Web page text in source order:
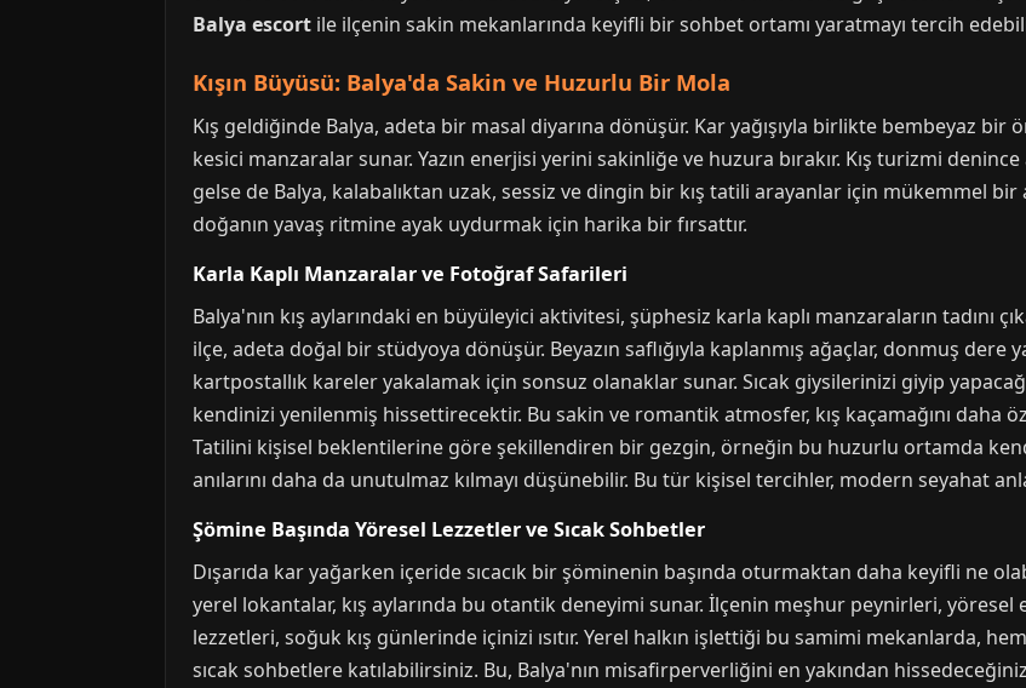
Balya escort ile ilçenin sakin mekanlarında keyifli bir sohbet ortamı yaratmayı tercih
Kışın Büyüsü: Balya'da Sakin ve Huzurlu Bir Mola
Kış geldiğinde Balya, adeta bir masal diyarına dönüşür. Kar yağışıyla birlikte bembeyaz
kesici manzaralar sunar. Yazın enerjisi yerini sakinliğe ve huzura bırakır. Kış turizmi
gelse de Balya, kalabalıktan uzak, sessiz ve dingin bir kış tatili arayanlar için mükemmel
doğanın yavaş ritmine ayak uydurmak için harika bir fırsattır.
Karla Kaplı Manzaralar ve Fotoğraf Safarileri
Balya'nın kış aylarındaki en büyüleyici aktivitesi, şüphesiz karla kaplı manzaraların tadını
ilçe, adeta doğal bir stüdyoya dönüşür. Beyazın saflığıyla kaplanmış ağaçlar, donmuş dere
kartpostallık kareler yakalamak için sonsuz olanaklar sunar. Sıcak giysilerinizi giyip
kendinizi yenilenmiş hissettirecektir. Bu sakin ve romantik atmosfer, kış kaçamağını daha
Tatilini kişisel beklentilerine göre şekillendiren bir gezgin, örneğin bu huzurlu ortamda
anılarını daha da unutulmaz kılmayı düşünebilir. Bu tür kişisel tercihler, modern seyahat
Şömine Başında Yöresel Lezzetler ve Sıcak Sohbetler
Dışarıda kar yağarken içeride sıcacık bir şöminenin başında oturmaktan daha keyifli ne
yerel lokantalar, kış aylarında bu otantik deneyimi sunar. İlçenin meşhur peynirleri, yöresel
lezzetleri, soğuk kış günlerinde içinizi ısıtır. Yerel halkın işlettiği bu samimi mekanlarda,
sıcak sohbetlere katılabilirsiniz. Bu, Balya'nın misafirperverliğini en yakından